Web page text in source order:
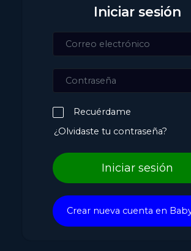
Iniciar sesión
Recuérdame
¿Olvidaste tu contraseña?
Iniciar sesión
Crear nueva cuenta en